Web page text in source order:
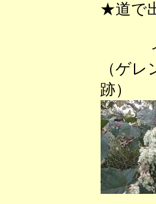
★道で
イ
（
跡）